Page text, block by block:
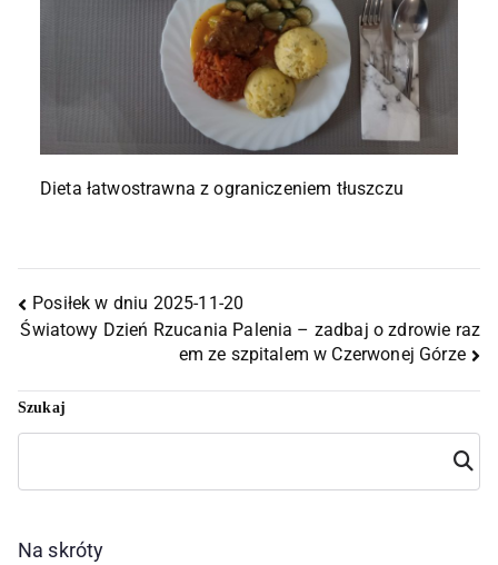
Dieta łatwostrawna z ograniczeniem tłuszczu
Posiłek w dniu 2025-11-20
Światowy Dzień Rzucania Palenia – zadbaj o zdrowie raz
em ze szpitalem w Czerwonej Górze
Szukaj
Szuka
j
Na skróty